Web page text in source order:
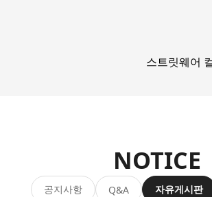
스트릿웨어
NOTICE
공지사항 Q&A 자유게시판